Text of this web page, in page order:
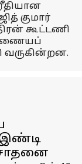
குமார்
கூட்டணி
இணையப்
இண்டி
சாதனை